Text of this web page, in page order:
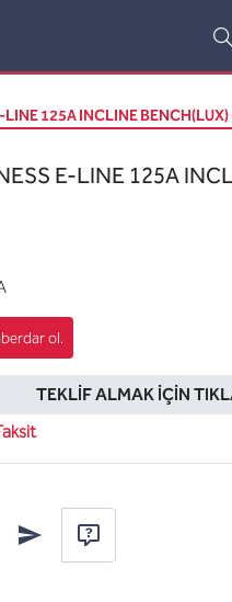
LINE 125A INCLINE BENCH(LUX)
E-LINE 125A
TEKLIF ALMAK İÇIN
listesine ekle
Arkadaşına e-posta ile gönder
Soru sor